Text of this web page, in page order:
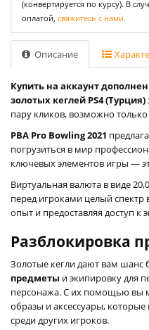
(конвертируется по курсу). В
оплатой, свяжитесь с нами.
Описание
Купить на аккаунт
золотых кеглей PS4 (Турция)
пару кликов, возможно
PBA Pro Bowling 2021
погрузиться в мир
ключевых элементов игры —
Виртуальная валюта в виде
перед игроками целый
опыт и предоставляя доступ
Разблокировка
Золотые кегли дают вам шанс
предметы и экипировку для
персонажа. С их помощью вы
образы и аксессуары,
среди других игроков.